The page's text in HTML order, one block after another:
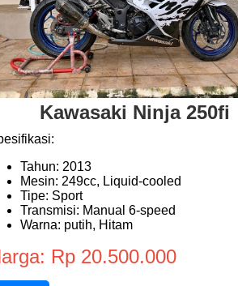
Kawasaki Ninja 250fi
Tahun: 2013
Mesin: 249cc, Liquid-cooled
Tipe: Sport
Transmisi: Manual 6-speed
Warna: putih, Hitam
Rp 20.500.000